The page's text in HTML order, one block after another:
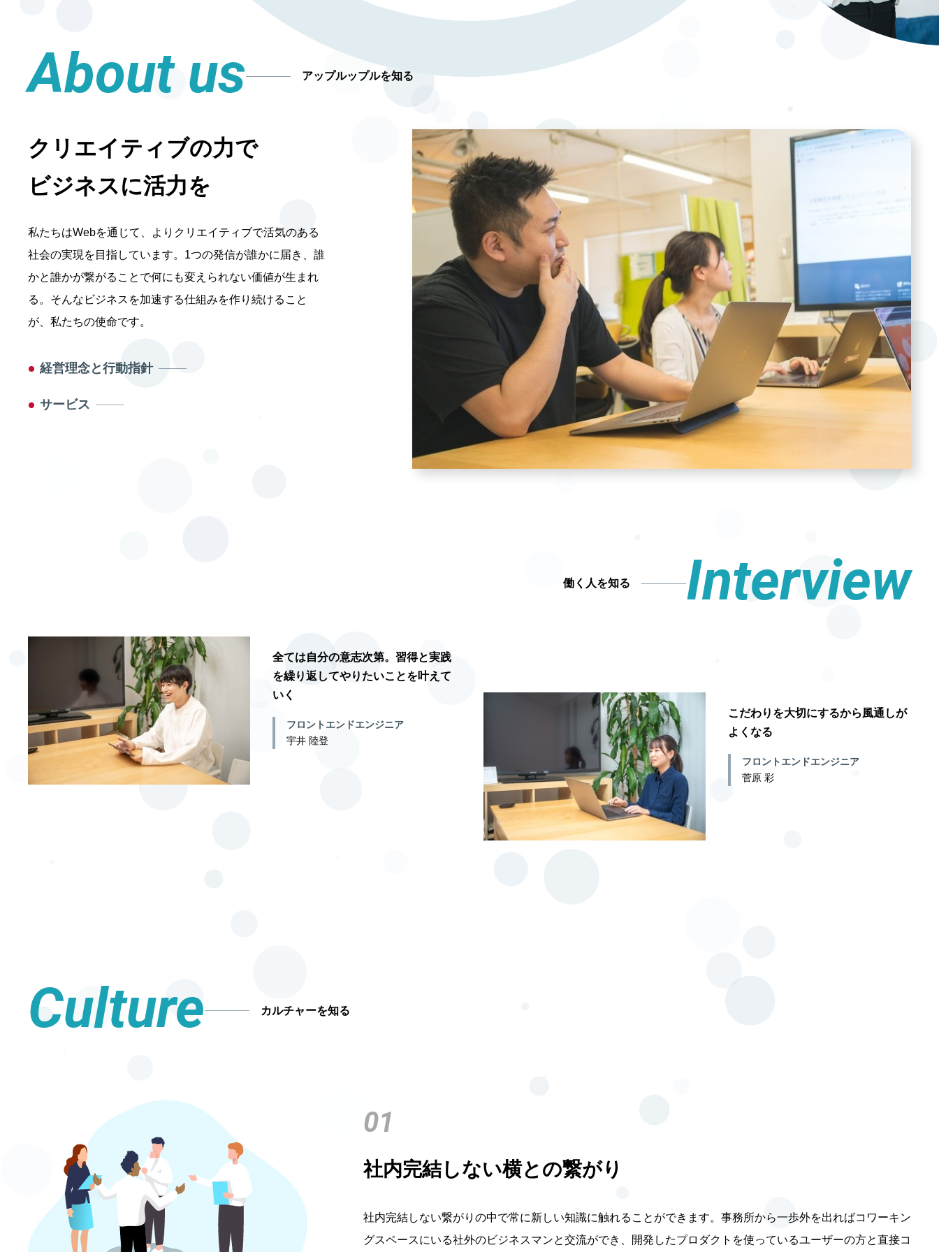
About us アップルップルを知る
クリエイティブの力で
ビジネスに活力を
私たちはWebを通じて、よりクリエイティブで活気のある
社会の実現を目指しています。1つの発信が誰かに届き、誰
かと誰かが繋がることで何にも変えられない価値が生まれ
る。そんなビジネスを加速する仕組みを作り続けること
が、私たちの使命です。
経営理念と行動指針
サービス
Interview
働く人を知る
全ては自分の意志次第。習得と実践
を繰り返してやりたいことを叶えて
いく
フロントエンドエンジニア
宇井 陸登
こだわりを大切にするから風通しが
よくなる
フロントエンドエンジニア
菅原 彩
Culture カルチャーを知る
01
社内完結しない横との繋がり
社内完結しない繋がりの中で常に新しい知識に触れることができます。事務所から一歩外を出ればコワーキン
グスペースにいる社外のビジネスマンと交流ができ、開発したプロダクトを使っているユーザーの方と直接コ